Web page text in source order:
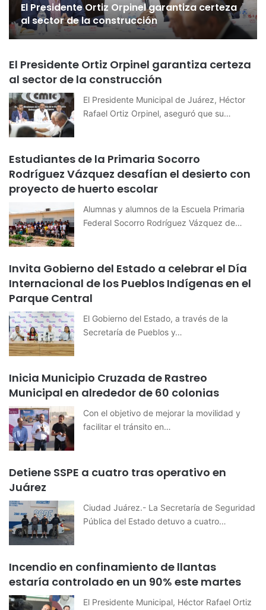
El Presidente Ortiz Orpinel garantiza certeza
al sector de la construcción
El Presidente Ortiz Orpinel garantiza certeza
al sector de la construcción
El Presidente Municipal de Juárez, Héctor
Rafael Ortiz Orpinel, aseguró que su…
Estudiantes de la Primaria Socorro
Rodríguez Vázquez desafían el desierto con
proyecto de huerto escolar
Alumnas y alumnos de la Escuela Primaria
Federal Socorro Rodríguez Vázquez de…
Invita Gobierno del Estado a celebrar el Día
Internacional de los Pueblos Indígenas en el
Parque Central
El Gobierno del Estado, a través de la
Secretaría de Pueblos y…
Inicia Municipio Cruzada de Rastreo
Municipal en alrededor de 60 colonias
Con el objetivo de mejorar la movilidad y
facilitar el tránsito en…
Detiene SSPE a cuatro tras operativo en
Juárez
Ciudad Juárez.- La Secretaría de Seguridad
Pública del Estado detuvo a cuatro…
Incendio en confinamiento de llantas
estaría controlado en un 90% este martes
El Presidente Municipal, Héctor Rafael Ortiz